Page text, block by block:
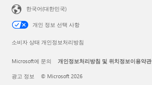
한국어(대한민국)
개인 정보 선택 사항
소비자 상태 개인정보처리방침
Microsoft에 문의 개인정보처리방침 및 위치정보이용약관
광고 정보 © Microsoft 2026